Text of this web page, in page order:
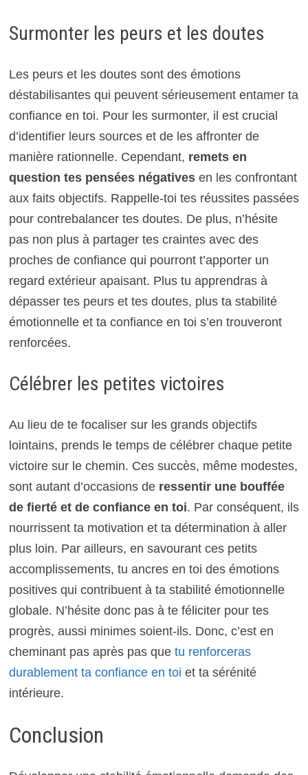
Surmonter les peurs et les doutes
Les peurs et les doutes sont des émotions
déstabilisantes qui peuvent sérieusement entamer ta
confiance en toi. Pour les surmonter, il est crucial
d’identifier leurs sources et de les affronter de
manière rationnelle. Cependant, remets en
question tes pensées négativesen les confrontant
aux faits objectifs. Rappelle-toi tes réussites passées
pour contrebalancer tes doutes. De plus, n’hésite
pas non plus à partager tes craintes avec des
proches de confiance qui pourront t’apporter un
regard extérieur apaisant. Plus tu apprendras à
dépasser tes peurs et tes doutes, plus ta stabilité
émotionnelle et ta confiance en toi s’en trouveront
renforcées.
Célébrer les petites victoires
Au lieu de te focaliser sur les grands objectifs
lointains, prends le temps de célébrer chaque petite
victoire sur le chemin. Ces succès, même modestes,
sont autant d’occasions de ressentir une bouffée
de fierté et de confiance en toi. Par conséquent, ils
nourrissent ta motivation et ta détermination à aller
plus loin. Par ailleurs, en savourant ces petits
accomplissements, tu ancres en toi des émotions
positives qui contribuent à ta stabilité émotionnelle
globale. N’hésite donc pas à te féliciter pour tes
progrès, aussi minimes soient-ils. Donc, c’est en
cheminant pas après pas que tu renforceras
durablement ta confiance en toi et ta sérénité
intérieure.
Conclusion